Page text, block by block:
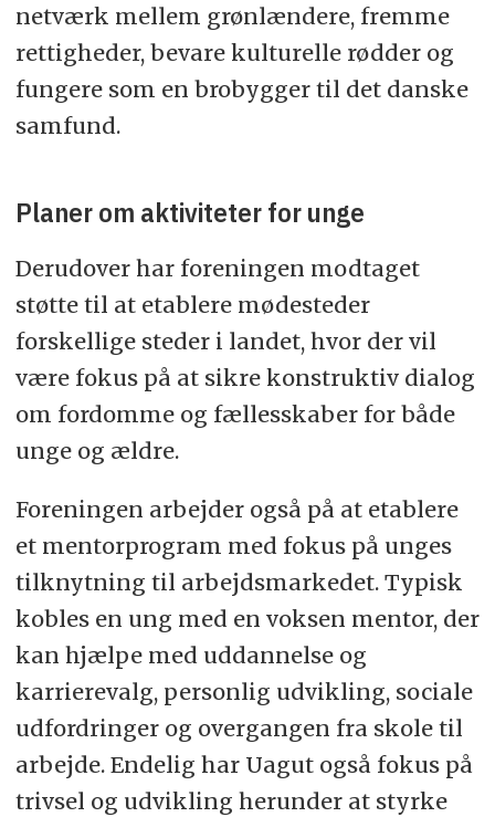
netværk mellem grønlændere, fremme
rettigheder, bevare kulturelle rødder og
fungere som en brobygger til det danske
samfund.
Planer om aktiviteter for unge
Derudover har foreningen modtaget
støtte til at etablere mødesteder
forskellige steder i landet, hvor der vil
være fokus på at sikre konstruktiv dialog
om fordomme og fællesskaber for både
unge og ældre.
Foreningen arbejder også på at etablere
et mentorprogram med fokus på unges
tilknytning til arbejdsmarkedet. Typisk
kobles en ung med en voksen mentor, der
kan hjælpe med uddannelse og
karrierevalg, personlig udvikling, sociale
udfordringer og overgangen fra skole til
arbejde. Endelig har Uagut også fokus på
trivsel og udvikling herunder at styrke